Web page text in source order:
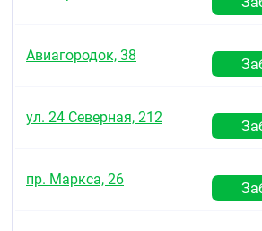
встречаемости побочного
Нарушения со стороны крови и
Очень редко: тромбоцитопения.
Редко: реакции
Авиагородок, 38
ул. 24 Северная, 212
пр. Маркса, 26